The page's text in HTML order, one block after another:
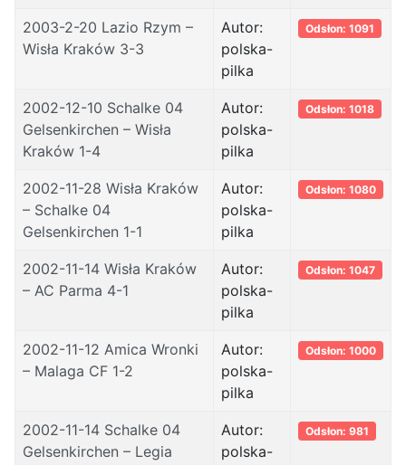
2003-2-20 Lazio Rzym –
Wisła Kraków 3-3
Autor:
polska-
pilka
Odsłon: 1091
2002-12-10 Schalke 04
Gelsenkirchen – Wisła
Kraków 1-4
Autor:
polska-
pilka
Odsłon: 1018
2002-11-28 Wisła Kraków
– Schalke 04
Gelsenkirchen 1-1
Autor:
polska-
pilka
Odsłon: 1080
2002-11-14 Wisła Kraków
– AC Parma 4-1
Autor:
polska-
pilka
Odsłon: 1047
2002-11-12 Amica Wronki
– Malaga CF 1-2
Autor:
polska-
pilka
Odsłon: 1000
2002-11-14 Schalke 04
Gelsenkirchen – Legia
Autor:
polska-
Odsłon: 981